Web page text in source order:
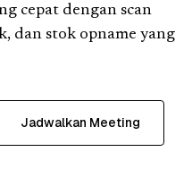
cepat dengan scan
dan stok opname yang
Jadwalkan Meeting